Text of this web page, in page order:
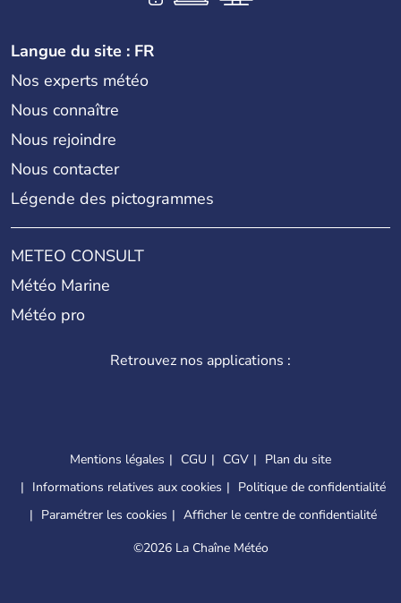
Langue du site : FR
Nos experts météo
Nous connaître
Nous rejoindre
Nous contacter
Légende des pictogrammes
METEO CONSULT
Météo Marine
Météo pro
Retrouvez nos applications :
Mentions légales CGU CGV
Plan du site
Informations relatives aux cookies
Politique de confidentialité
Paramétrer les cookies
Afficher le centre de confidentialité
©2026 La Chaîne Météo